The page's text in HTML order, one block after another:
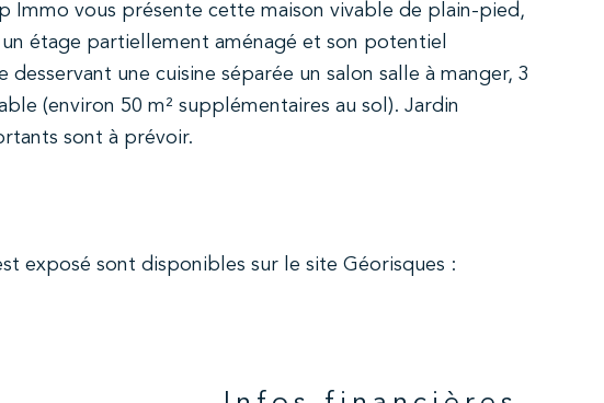
Immo vous présente cette maison vivable de plain-pied,
étage partiellement aménagé et son potentiel
une cuisine séparée un salon salle à manger, 3
(environ 50 m² supplémentaires au sol). Jardin
sont à prévoir.
exposé sont disponibles sur le site Géorisques :